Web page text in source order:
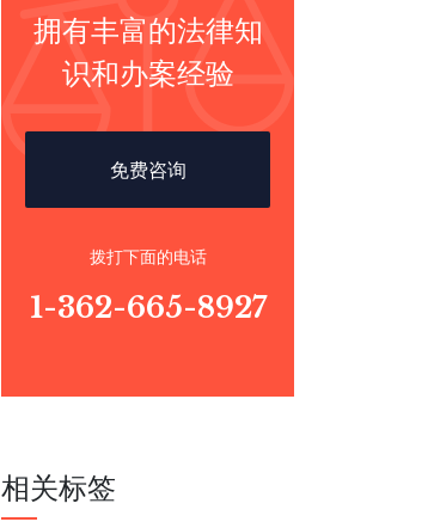
拥有丰富的法律知
识和办案经验
免费咨询
拨打下面的电话
1-362-665-8927
相关标签